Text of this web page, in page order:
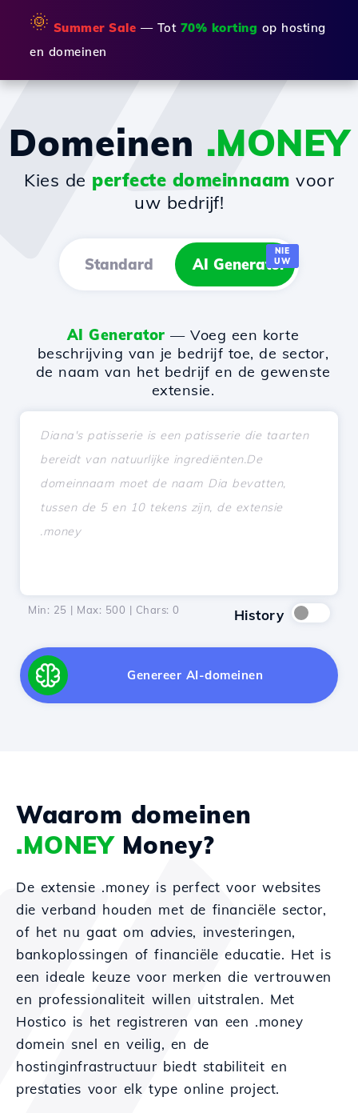
🌞 Summer Sale — Tot 70% korting op hosting
en domeinen
Domeinen .MONEY
Kies de perfecte domeinnaam voor
uw bedrijf!
Standard AI Generator
NIE
UW
AI Generator — Voeg een korte
beschrijving van je bedrijf toe, de sector,
de naam van het bedrijf en de gewenste
extensie.
Min: 25 | Max: 500 | Chars: 0 History
Genereer AI-domeinen
Waarom domeinen
.MONEYMoney?
De extensie .money is perfect voor websites
die verband houden met de financiële sector,
of het nu gaat om advies, investeringen,
bankoplossingen of financiële educatie. Het is
een ideale keuze voor merken die vertrouwen
en professionaliteit willen uitstralen. Met
Hostico is het registreren van een .money
domein snel en veilig, en de
hostinginfrastructuur biedt stabiliteit en
prestaties voor elk type online project.